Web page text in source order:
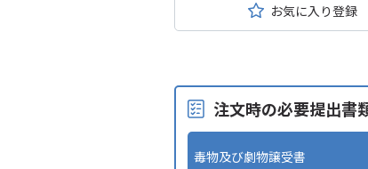
お気に入り登録
注文時の必要提出書
毒物及び劇物譲受書